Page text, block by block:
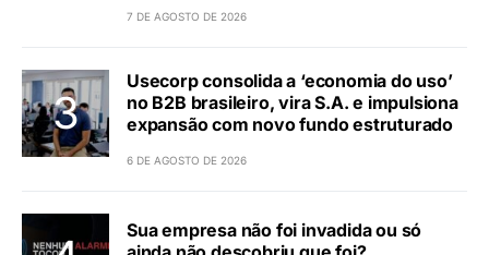
7 DE AGOSTO DE 2026
Usecorp consolida a ‘economia do uso’
no B2B brasileiro, vira S.A. e impulsiona
expansão com novo fundo estruturado
6 DE AGOSTO DE 2026
Sua empresa não foi invadida ou só